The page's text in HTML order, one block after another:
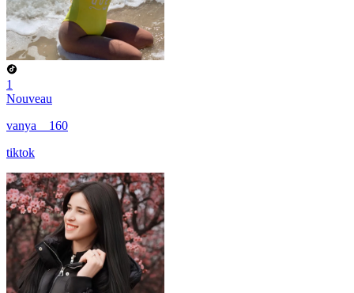
1
Nouveau
vanya__160
tiktok